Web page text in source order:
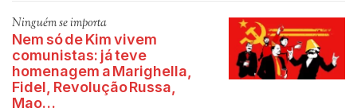
Ninguém se importa
Nem só de Kim vivem
comunistas: já teve
homenagem a Marighella,
Fidel, Revolução Russa,
Mao…